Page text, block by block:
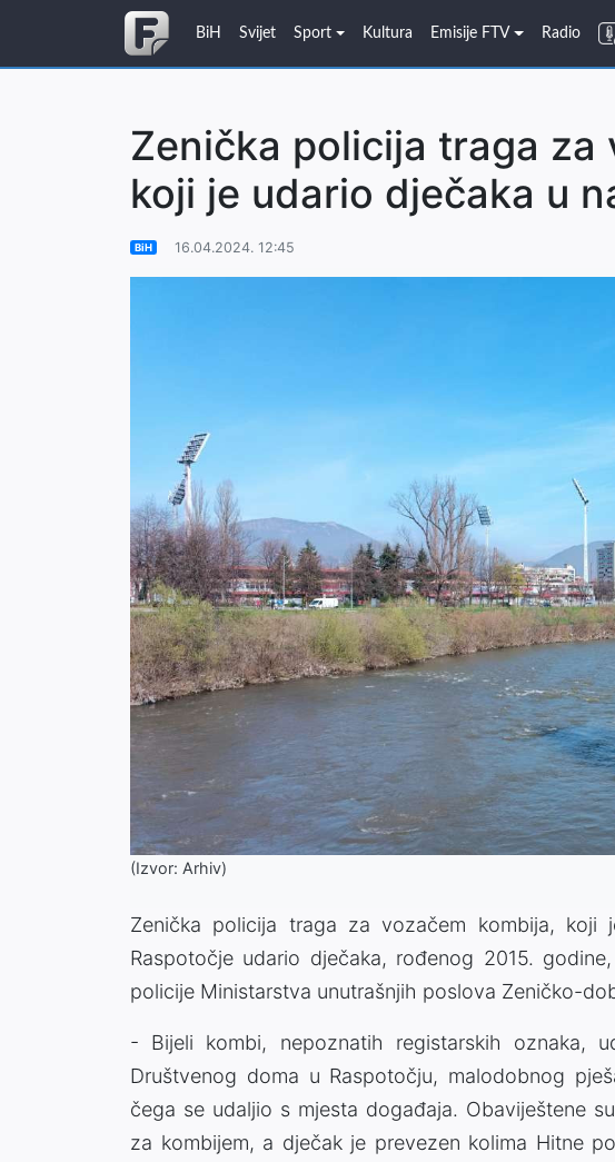
BiH Svijet Sport Kultura Emisije FTV Radio
Zenička policija traga za
koji je udario dječaka u
BiH 16.04.2024. 12:45
(Izvor: Arhiv)
Zenička policija traga za vozačem kombija, koji
Raspotočje udario dječaka, rođenog 2015.
policije Ministarstva unutrašnjih poslova Zeničko-
- Bijeli kombi, nepoznatih registarskih oznaka,
Društvenog doma u Raspotočju, malodobnog
čega se udaljio s mjesta događaja. Obaviještene
za kombijem, a dječak je prevezen kolima Hitne